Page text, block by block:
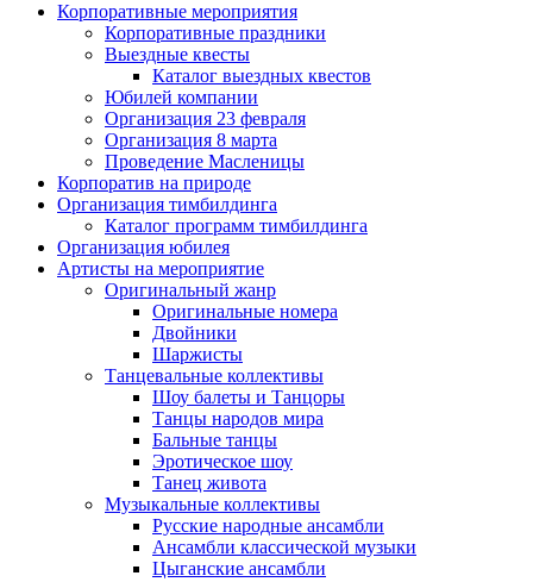
Корпоративные мероприятия
Корпоративные праздники
Выездные квесты
Каталог выездных квестов
Юбилей компании
Организация 23 февраля
Организация 8 марта
Проведение Масленицы
Корпоратив на природе
Организация тимбилдинга
Каталог программ тимбилдинга
Организация юбилея
Артисты на мероприятие
Оригинальный жанр
Оригинальные номера
Двойники
Шаржисты
Танцевальные коллективы
Шоу балеты и Танцоры
Танцы народов мира
Бальные танцы
Эротическое шоу
Танец живота
Музыкальные коллективы
Русские народные ансамбли
Ансамбли классической музыки
Цыганские ансамбли